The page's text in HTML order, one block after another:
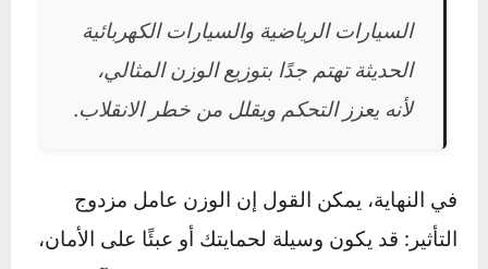
الانعطاف والتسارع والفرملة.
السيارات ذات الدفع الخلفيغالبًا ما تكون
أقرب إلى هذا التوازن، مما يجعل قيادتها أكثر
استقرارًا.
السيارات ذات الدفع الأمامي عادةً يكون فيها
الوزن متركزًا في المقدمة (بسبب المحرك ونظام